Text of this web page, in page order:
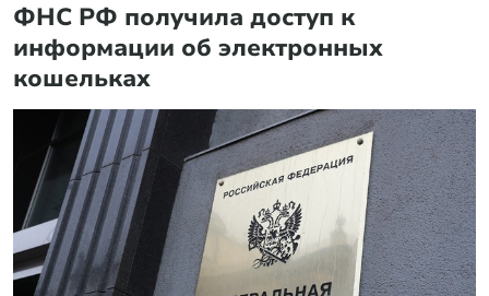
ФНС РФ получила доступ к
информации об электронных
кошельках